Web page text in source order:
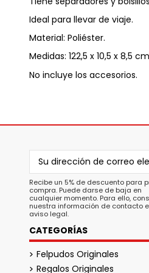
Ideal para llevar de viaje.
Material: Poliéster.
Medidas: 122,5 x 10,5 x 8,5
No incluye los accesorios.
Recibe un 5% de descuento para
compra. Puede darse de baja en
cualquier momento. Para ello,
nuestra información de contacto
aviso legal.
CATEGORÍAS
Felpudos Originales
Regalos Originales